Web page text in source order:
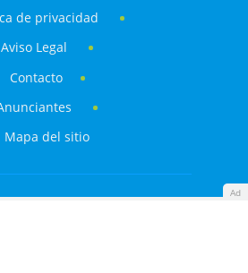
Ad
de privacidad
Aviso Legal
Contacto
Mapa del sitio